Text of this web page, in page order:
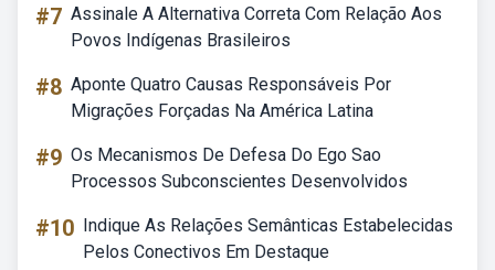
#7 Assinale A Alternativa Correta Com Relação Aos
Povos Indígenas Brasileiros
#8 Aponte Quatro Causas Responsáveis Por
Migrações Forçadas Na América Latina
#9 Os Mecanismos De Defesa Do Ego Sao
Processos Subconscientes Desenvolvidos
#10 Indique As Relações Semânticas Estabelecidas
Pelos Conectivos Em Destaque